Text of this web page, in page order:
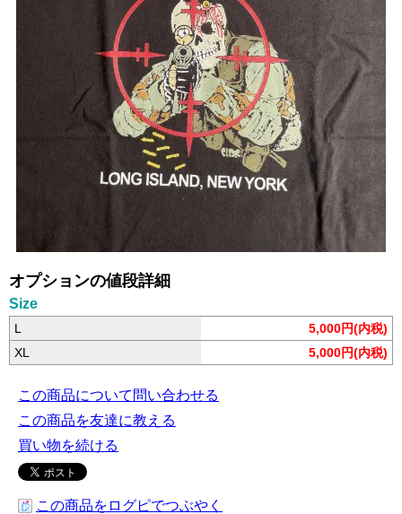
オプションの値段詳細
Size
L
5,000円(内税)
XL
5,000円(内税)
この商品について問い合わせる
この商品を友達に教える
買い物を続ける
この商品をログピでつぶやく